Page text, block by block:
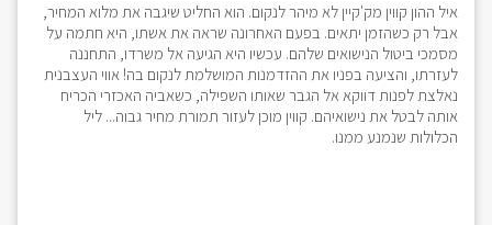
איל ההון קווין מק'קיין לא מיהר לנקום. הוא החליט שיגבה את מלוא המחיר,
אבל רק כשהזמן יתאים. בפעם האחרונה שראה את אשתו, היא חתמה על
מסמכי ביטול הנישואים שלהם. עכשיו היא הגיעה אל משרדו, התחננה
לעזרתו, והציעה בפניו את ההזדמנות המושלמת לנקום בה! אווי העצבנית
נאלצת לפנות דווקא אל הגבר שאותו השפילה, כשאביה האכזרי הכריח
אותה לבטל את נישואיהם. קווין מוכן לעזור תמורת מחיר גבוה... ליל
הכלולות שנמנע ממנו.